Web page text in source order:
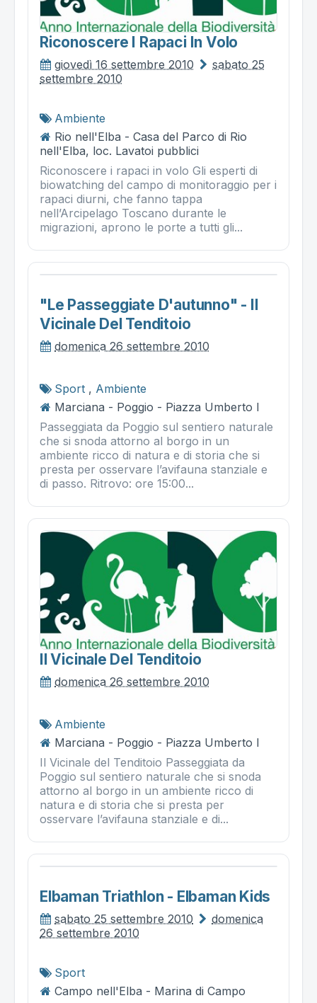
Riconoscere I Rapaci In Volo
giovedì 16 settembre 2010
sabato 25
settembre 2010
Ambiente
Rio nell'Elba - Casa del Parco di Rio
nell'Elba, loc. Lavatoi pubblici
Riconoscere i rapaci in volo Gli esperti di
biowatching del campo di monitoraggio per i
rapaci diurni, che fanno tappa
nell’Arcipelago Toscano durante le
migrazioni, aprono le porte a tutti gli...
"le Passeggiate D'autunno" - Il
Vicinale Del Tenditoio
domenica 26 settembre 2010
Sport , Ambiente
Marciana - Poggio - Piazza Umberto I
Passeggiata da Poggio sul sentiero naturale
che si snoda attorno al borgo in un
ambiente ricco di natura e di storia che si
presta per osservare l’avifauna stanziale e
di passo. Ritrovo: ore 15:00...
Il Vicinale Del Tenditoio
domenica 26 settembre 2010
Ambiente
Marciana - Poggio - Piazza Umberto I
Il Vicinale del Tenditoio Passeggiata da
Poggio sul sentiero naturale che si snoda
attorno al borgo in un ambiente ricco di
natura e di storia che si presta per
osservare l’avifauna stanziale e di...
Elbaman Triathlon - Elbaman Kids
sabato 25 settembre 2010
domenica
26 settembre 2010
Sport
Campo nell'Elba - Marina di Campo